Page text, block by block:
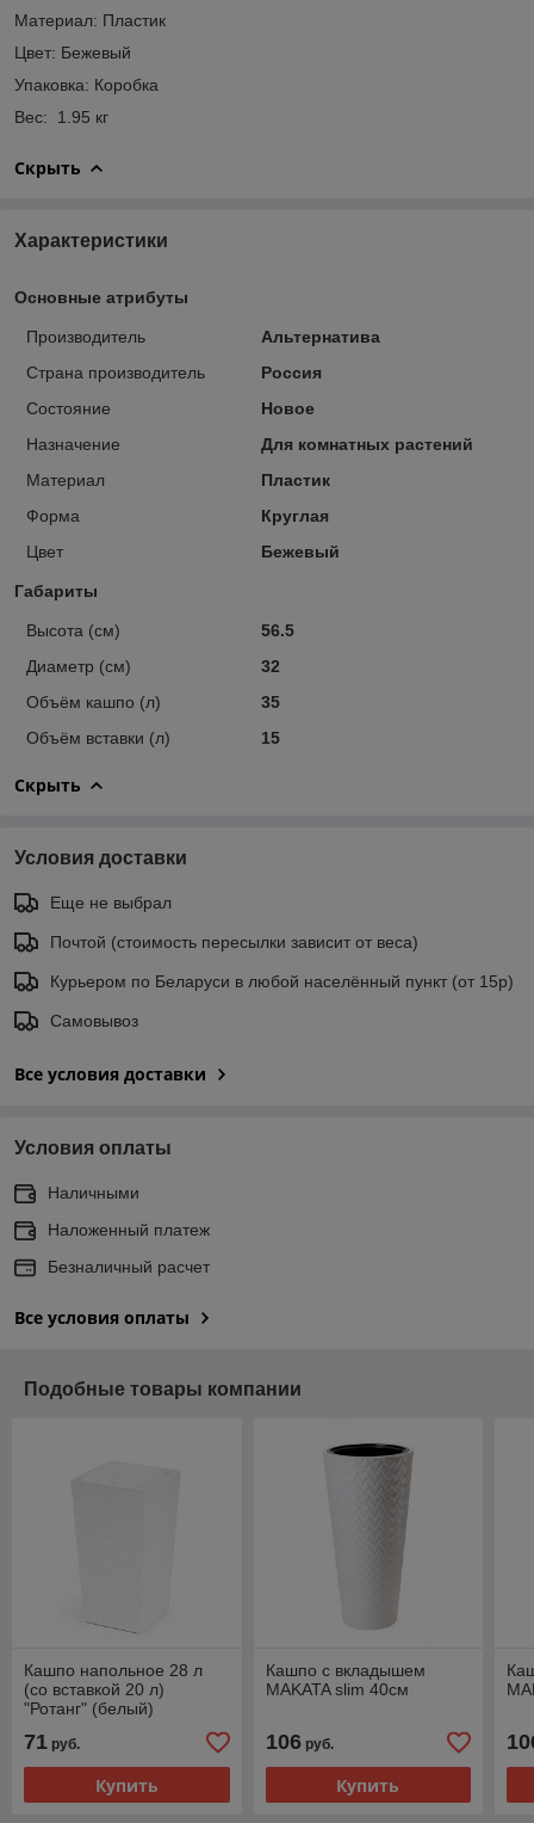
Материал: Пластик
Цвет: Бежевый
Упаковка: Коробка
Вес: 1.95 кг
Скрыть
Характеристики
Основные атрибуты
Производитель
Альтернатива
Страна производитель
Россия
Состояние
Новое
Назначение
Для комнатных растений
Материал
Пластик
Форма
Круглая
Цвет
Бежевый
Габариты
Высота (см)
56.5
Диаметр (см)
32
Объём кашпо (л)
35
Объём вставки (л)
15
Скрыть
Условия доставки
Еще не выбрал
Почтой (стоимость пересылки зависит от веса)
Курьером по Беларуси в любой населённый пункт (от 15р)
Самовывоз
Все условия доставки
Условия оплаты
Наличными
Наложенный платеж
Безналичный расчет
Все условия оплаты
Подобные товары компании
Кашпо напольное 28 л
(со вставкой 20 л)
"Ротанг" (белый)
71 руб.
Купить
Кашпо с вкладышем
MAKATA slim 40см
106руб.
Купить